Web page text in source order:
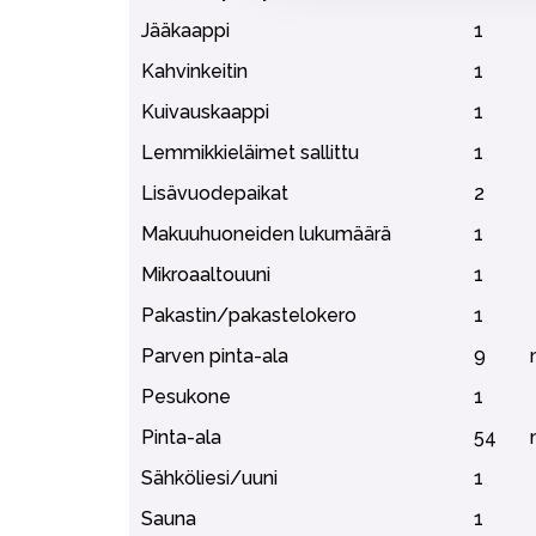
Jääkaappi
1
Kahvinkeitin
1
Kuivauskaappi
1
Lemmikkieläimet sallittu
1
Lisävuodepaikat
2
Makuuhuoneiden lukumäärä
1
Mikroaaltouuni
1
Pakastin/pakastelokero
1
Parven pinta-ala
9
Pesukone
1
Pinta-ala
54
Sähköliesi/uuni
1
Sauna
1